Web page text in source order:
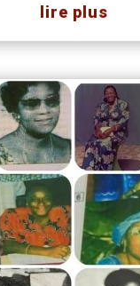
lire plus